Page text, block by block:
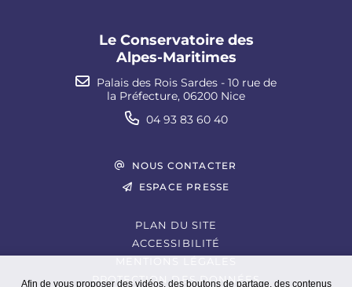
Afin de vous proposer des vidéos, des boutons de partage, des contenus
Le Conservatoire des
Alpes-Maritimes
Palais des Rois Sardes - 10 rue de
la Préfecture, 06200 Nice
04 93 83 60 40
NOUS CONTACTER
ESPACE PRESSE
PLAN DU SITE
ACCESSIBILITÉ
PROTECTION DES DONNÉES